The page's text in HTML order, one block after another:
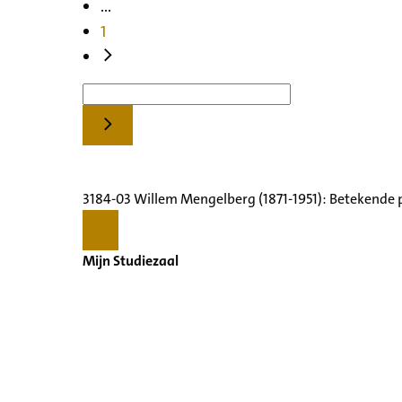
...
1
3184-03 Willem Mengelberg (1871-1951):
Mijn Studiezaal